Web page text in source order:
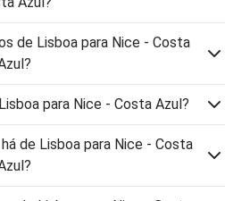
de Lisboa para Nice - Costa
para Nice - Costa Azul?
de Lisboa para Nice - Costa